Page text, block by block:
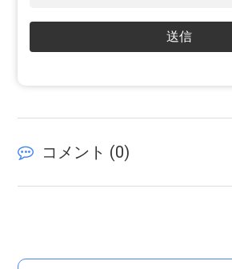
送信
コメント (0)